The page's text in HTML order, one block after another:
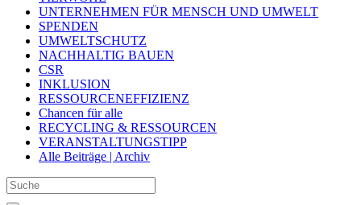
UNTERNEHMEN FÜR MENSCH UND UMWELT
SPENDEN
UMWELTSCHUTZ
NACHHALTIG BAUEN
CSR
INKLUSION
RESSOURCENEFFIZIENZ
Chancen für alle
RECYCLING & RESSOURCEN
VERANSTALTUNGSTIPP
Alle Beiträge | Archiv